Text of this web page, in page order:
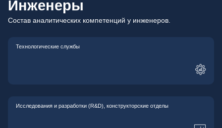
Инженеры
Состав аналитических компетенций у инженеров.
Технологические службы
Исследования и разработки (R&D), конструкторские отделы